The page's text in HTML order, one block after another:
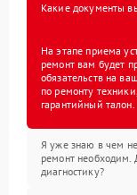
Какие документы
На этапе приема
ремонт вам будет
обязательств на
по ремонту
гарантийный талон.
Я уже знаю в чем
ремонт необходим.
диагностику?